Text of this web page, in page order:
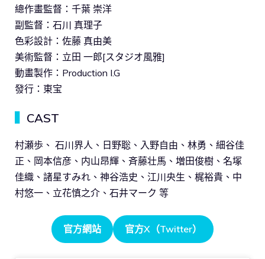
總作畫監督：千葉 崇洋
副監督：石川 真理子
色彩設計：佐藤 真由美
美術監督：立田 一郎[スタジオ風雅]
動畫製作：Production I.G
發行：東宝
CAST
村瀬歩、 石川界人、日野聡、入野自由、林勇、細谷佳
正、岡本信彦、内山昂輝、斉藤壮馬、増田俊樹、名塚
佳織、諸星すみれ、神谷浩史、江川央生、梶裕貴、中
村悠一、立花慎之介、石井マーク 等
官方網站 官方X（Twitter）